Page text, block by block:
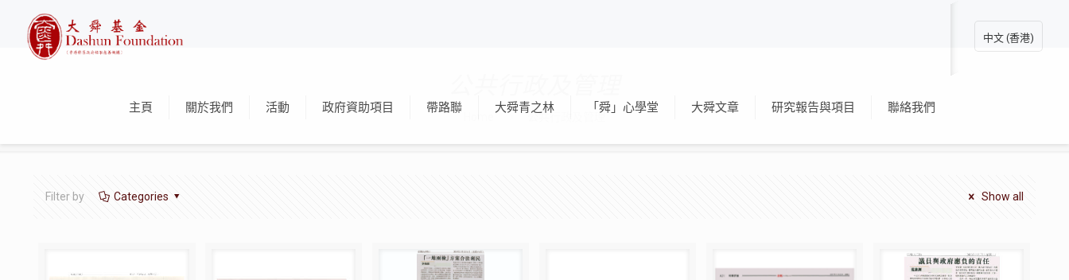
主頁 關於我們 活動 政府資助項目 帶路聯 大舜青之林 「舜」心學堂 大舜文章 研究報告與項目 聯絡我們
中文 (香港)
公共行政及管理
Filter by Categories Show all